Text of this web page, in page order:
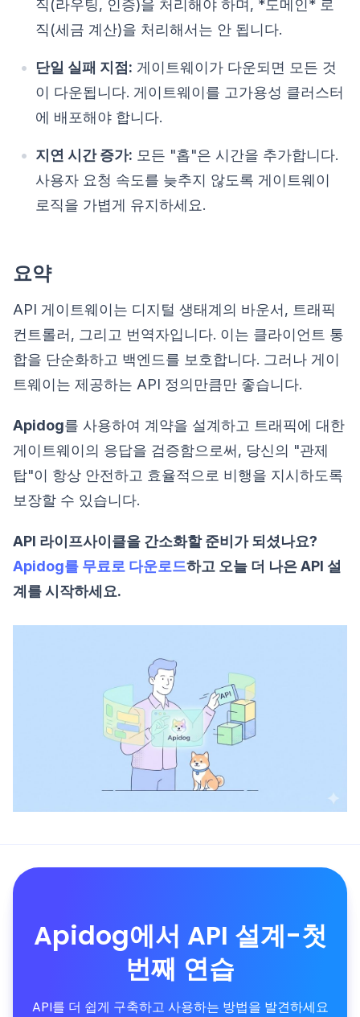
직(라우팅, 인증)을 처리해야 하며, *도메인* 로
직(세금 계산)을 처리해서는 안 됩니다.
단일 실패 지점: 게이트웨이가 다운되면 모든 것
이 다운됩니다. 게이트웨이를 고가용성 클러스터
에 배포해야 합니다.
지연 시간 증가: 모든 "홉"은 시간을 추가합니다.
사용자 요청 속도를 늦추지 않도록 게이트웨이
로직을 가볍게 유지하세요.
요약
API 게이트웨이는 디지털 생태계의 바운서, 트래픽
컨트롤러, 그리고 번역자입니다. 이는 클라이언트 통
합을 단순화하고 백엔드를 보호합니다. 그러나 게이
트웨이는 제공하는 API 정의만큼만 좋습니다.
Apidog를 사용하여 계약을 설계하고 트래픽에 대한
게이트웨이의 응답을 검증함으로써, 당신의 "관제
탑"이 항상 안전하고 효율적으로 비행을 지시하도록
보장할 수 있습니다.
API 라이프사이클을 간소화할 준비가 되셨나요?
Apidog를 무료로 다운로드하고 오늘 더 나은 API 설
계를 시작하세요.
Apidog에서 API 설계-첫
번째 연습
API를 더 쉽게 구축하고 사용하는 방법을 발견하세요